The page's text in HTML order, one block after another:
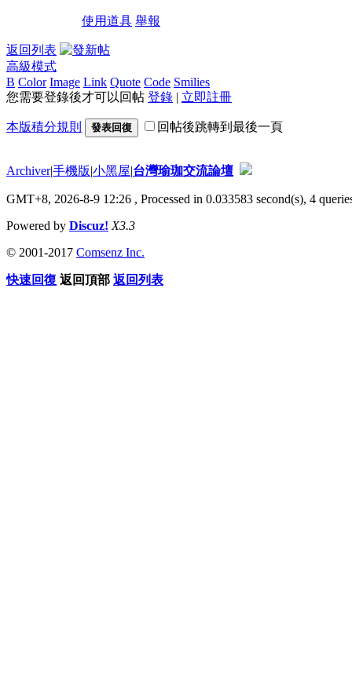
使用道具 舉報
返回列表
高級模式
B Color Image Link Quote Code Smilies
您需要登錄後才可以回帖 登錄 | 立即註冊
本版積分規則 發表回復 回帖後跳轉到最後一頁
Archiver|手機版|小黑屋|台灣瑜珈交流論壇
GMT+8, 2026-8-9 12:26 , Processed in 0.033583 second(s), 4
Powered by Discuz! X3.3
© 2001-2017 Comsenz Inc.
快速回復 返回頂部 返回列表